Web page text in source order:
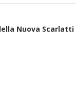
Nuova Scarlatti